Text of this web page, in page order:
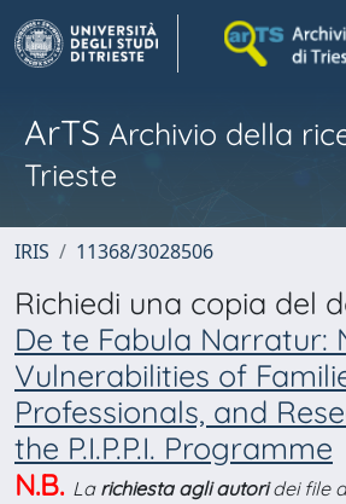
ArTS Archivio della
Trieste
IRIS 11368/3028506
Richiedi una copia del
De te Fabula Narratur:
Vulnerabilities of
Professionals, and
the P.I.P.P.I. Programme
N.B. La richiesta agli autoridei file